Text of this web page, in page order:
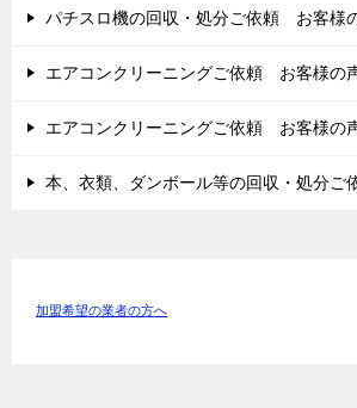
パチスロ機の回収・処分ご依頼 お客様
エアコンクリーニングご依頼 お客様の
エアコンクリーニングご依頼 お客様の
本、衣類、ダンボール等の回収・処分
加盟希望の業者の方へ